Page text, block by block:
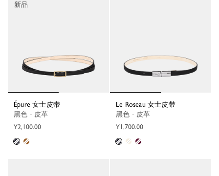
Épure 女士皮带
黑色 - 皮革
¥2,100.00
新品
Le Roseau 女士皮带
黑色 - 皮革
¥1,700.00